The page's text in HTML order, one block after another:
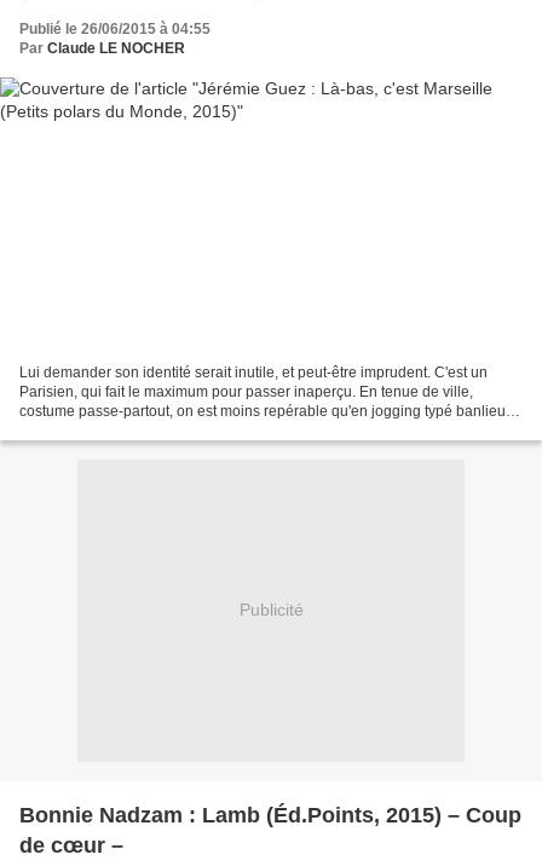
Publié le 26/06/2015 à 04:55
Par Claude LE NOCHER
Lui demander son identité serait inutile, et peut-être imprudent. C'est un
Parisien, qui fait le maximum pour passer inaperçu. En tenue de ville,
costume passe-partout, on est moins repérable qu'en jogging typé banlieue.
Publicité
Bonnie Nadzam : Lamb (Éd.Points, 2015) – Coup
de cœur –